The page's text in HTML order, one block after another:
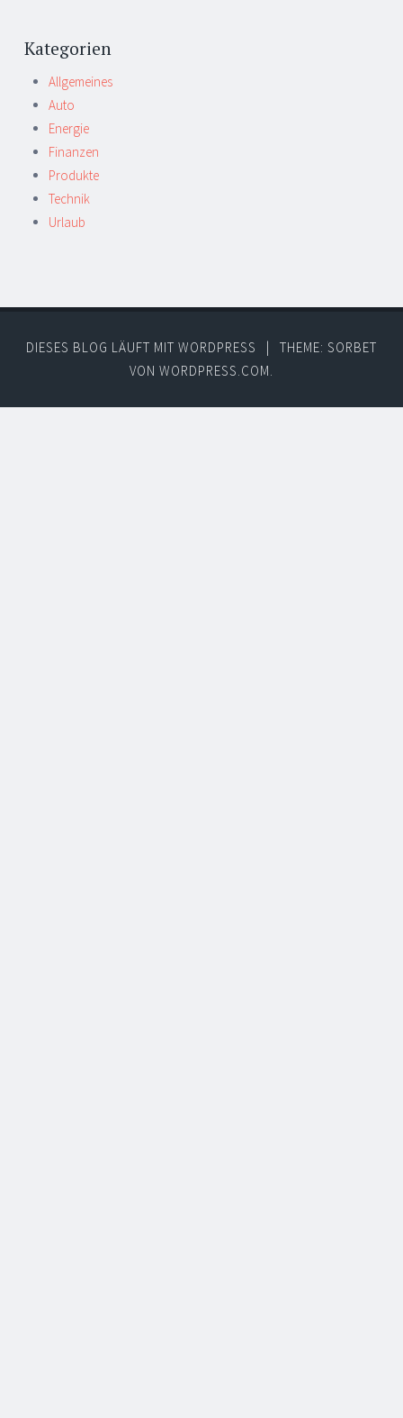
Kategorien
Allgemeines
Auto
Energie
Finanzen
Produkte
Technik
Urlaub
DIESES BLOG LÄUFT MIT WORDPRESS
THEME: SORBET
VON WORDPRESS.COM.